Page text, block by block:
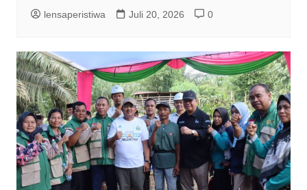
lensaperistiwa Juli 20, 2026 0